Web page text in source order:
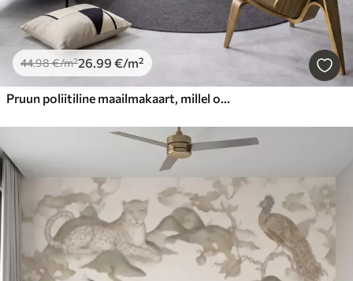
44.98€/m²26.99 €/m²
Pruun poliitiline maailmakaart, millel on lipud ja ingliskeelsed nimetused